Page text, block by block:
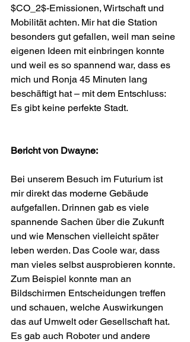
$CO_2$-Emissionen, Wirtschaft und
Mobilität achten. Mir hat die Station
besonders gut gefallen, weil man seine
eigenen Ideen mit einbringen konnte
und weil es so spannend war, dass es
mich und Ronja 45 Minuten lang
beschäftigt hat – mit dem Entschluss:
Es gibt keine perfekte Stadt.
Bericht von Dwayne:
Bei unserem Besuch im Futurium ist
mir direkt das moderne Gebäude
aufgefallen. Drinnen gab es viele
spannende Sachen über die Zukunft
und wie Menschen vielleicht später
leben werden. Das Coole war, dass
man vieles selbst ausprobieren konnte.
Zum Beispiel konnte man an
Bildschirmen Entscheidungen treffen
und schauen, welche Auswirkungen
das auf Umwelt oder Gesellschaft hat.
Es gab auch Roboter und andere